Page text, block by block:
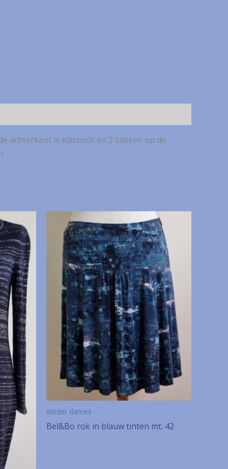
achterkant is elastisch en 2 zakken op de
Winter dames
Bel&Bo rok in blauw tinten mt. 42